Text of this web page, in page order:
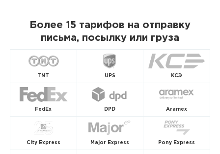
Более 15 тарифов на отправку
письма, посылку или груза
TNT UPS КСЭ
FedEx DPD Aramex
City Express Major Express Pony Express